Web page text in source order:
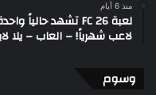
منذ 6 أيام
لاعب شهرياً! – العاب – يلا
وسوم